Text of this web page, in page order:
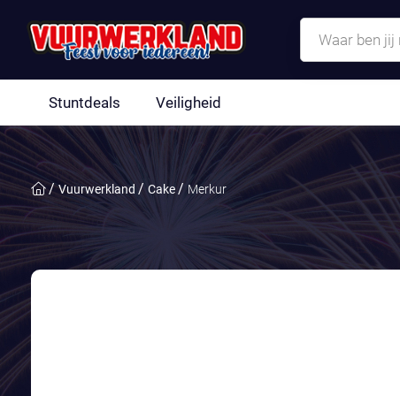
Stuntdeals Veiligheid
Vuurwerkland Cake Merkur